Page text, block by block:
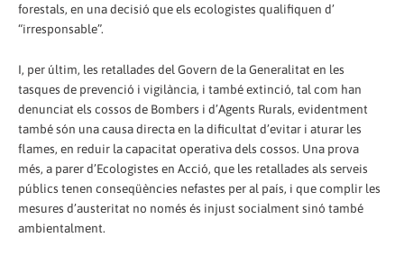
forestals, en una decisió que els ecologistes qualifiquen d’
“irresponsable”.
I, per últim, les retallades del Govern de la Generalitat en les
tasques de prevenció i vigilància, i també extinció, tal com han
denunciat els cossos de Bombers i d’Agents Rurals, evidentment
també són una causa directa en la dificultat d’evitar i aturar les
flames, en reduir la capacitat operativa dels cossos. Una prova
més, a parer d’Ecologistes en Acció, que les retallades als serveis
públics tenen conseqüències nefastes per al país, i que complir les
mesures d’austeritat no només és injust socialment sinó també
ambientalment.